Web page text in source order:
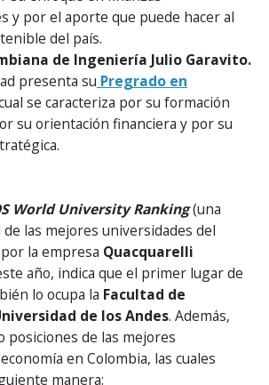
y por el aporte que puede hacer al
del país.
de Ingeniería Julio Garavito.
presenta su Pregrado en
se caracteriza por su formación
su orientación financiera y por su
World University Ranking(una
de las mejores universidades del
la empresa Quacquarelli
año, indica que el primer lugar de
lo ocupa la Facultad de
de los Andes. Además,
posiciones de las mejores
en Colombia, las cuales
manera: